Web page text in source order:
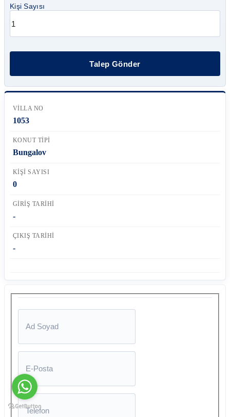
Kişi Sayısı
VILLA NO
1053
KONUT TIPI
Bungalov
KIŞI SAYISI
0
GIRIŞ TARIHI
-
ÇIKIŞ TARIHI
-